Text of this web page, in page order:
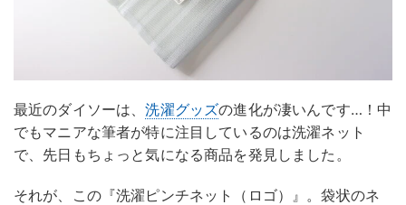
最近のダイソーは、洗濯グッズの進化が凄いんです…！中
でもマニアな筆者が特に注目しているのは洗濯ネット
で、先日もちょっと気になる商品を発見しました。
それが、この『洗濯ピンチネット（ロゴ）』。袋状のネ